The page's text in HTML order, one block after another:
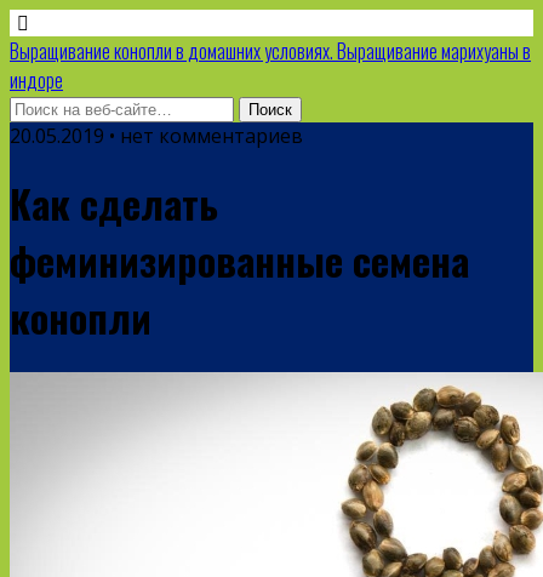
Выращивание конопли в домашних условиях. Выращивание марихуаны в
индоре
20.05.2019 • нет комментариев
Как сделать
феминизированные семена
конопли